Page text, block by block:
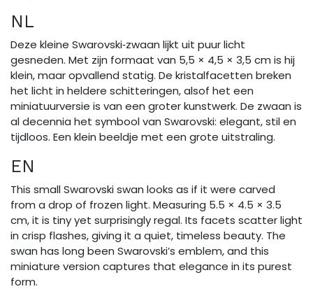
NL
Deze kleine Swarovski‑zwaan lijkt uit puur licht
gesneden. Met zijn formaat van 5,5 × 4,5 × 3,5 cm is hij
klein, maar opvallend statig. De kristalfacetten breken
het licht in heldere schitteringen, alsof het een
miniatuurversie is van een groter kunstwerk. De zwaan is
al decennia het symbool van Swarovski: elegant, stil en
tijdloos. Een klein beeldje met een grote uitstraling.
EN
This small Swarovski swan looks as if it were carved
from a drop of frozen light. Measuring 5.5 × 4.5 × 3.5
cm, it is tiny yet surprisingly regal. Its facets scatter light
in crisp flashes, giving it a quiet, timeless beauty. The
swan has long been Swarovski’s emblem, and this
miniature version captures that elegance in its purest
form.